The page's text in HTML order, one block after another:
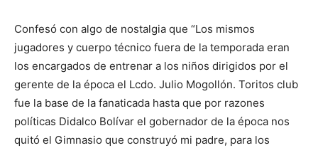
Confesó con algo de nostalgia que “Los mismos
jugadores y cuerpo técnico fuera de la temporada eran
los encargados de entrenar a los niños dirigidos por el
gerente de la época el Lcdo. Julio Mogollón. Toritos club
fue la base de la fanaticada hasta que por razones
políticas Didalco Bolívar el gobernador de la época nos
quitó el Gimnasio que construyó mi padre, para los